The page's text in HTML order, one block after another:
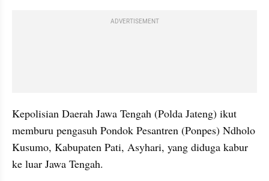
ADVERTISEMENT
Kepolisian Daerah Jawa Tengah (Polda Jateng) ikut
memburu pengasuh Pondok Pesantren (Ponpes) Ndholo
Kusumo, Kabupaten Pati, Asyhari, yang diduga kabur
ke luar Jawa Tengah.